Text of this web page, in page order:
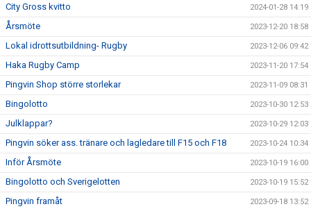
City Gross kvitto 2024-01-28 14:19
Årsmöte 2023-12-20 18:58
Lokal idrottsutbildning- Rugby 2023-12-06 09:42
Haka Rugby Camp 2023-11-20 17:54
Pingvin Shop större storlekar 2023-11-09 08:31
Bingolotto 2023-10-30 12:53
Julklappar? 2023-10-29 12:03
Pingvin söker ass. tränare och lagledare till F15 och F18 2023-10-24 10:34
Inför Årsmöte 2023-10-19 16:00
Bingolotto och Sverigelotten 2023-10-19 15:52
Pingvin framåt 2023-09-18 13:52